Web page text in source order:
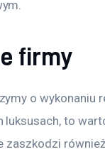
firmy
o wykonaniu
luksusach, to
zaszkodzi